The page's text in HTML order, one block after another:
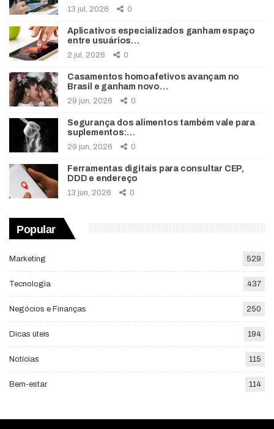
13 jul, 2026 0
Aplicativos especializados ganham espaço
entre usuários…
2 jul, 2026 0
Casamentos homoafetivos avançam no
Brasil e ganham novo…
29 jun, 2026 0
Segurança dos alimentos também vale para
suplementos:…
29 jun, 2026 0
Ferramentas digitais para consultar CEP,
DDD e endereço
13 jun, 2026 0
Popular
Marketing 529
Tecnologia 437
Negócios e Finanças 250
Dicas úteis 194
Notícias 115
Bem-estar 114